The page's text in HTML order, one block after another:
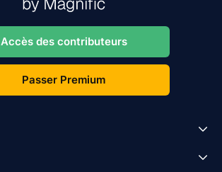
Accès des contributeurs
Passer Premium